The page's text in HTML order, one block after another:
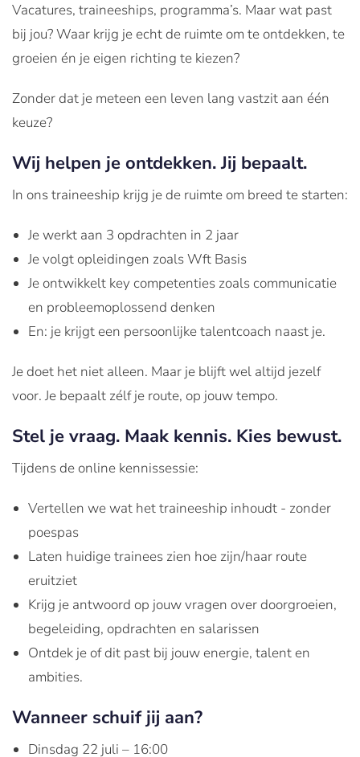
Vacatures, traineeships, programma’s. Maar wat past
bij jou?Waar krijg je echtde ruimte om te ontdekken, te
groeien én je eigen richting te kiezen?
Zonder dat je meteen een leven lang vastzit aan één
keuze?
Wij helpen je ontdekken. Jij bepaalt.
In onstraineeship krijg je de ruimte om breed te starten:
Je werkt aan 3 opdrachten in 2 jaar
Je volgt opleidingen zoals Wft Basis
Je ontwikkelt key competenties zoals communicatie
en probleemoplossend denken
En: je krijgt een persoonlijke talentcoach naast je.
Je doet het niet alleen. Maar je blijft wel altijd jezelf
voor. Je bepaalt zélf je route, op jouw tempo.
Stel je vraag. Maak kennis. Kies bewust.
Tijdens de online kennissessie:
Vertellen we wat het traineeship inhoudt - zonder
poespas
Laten huidige trainees zien hoe zijn/haar route
eruitziet
Krijg je antwoord op jouw vragen over doorgroeien,
begeleiding, opdrachten en salarissen
Ontdek je of dit past bij jouw energie, talent en
ambities.
Wanneer schuif jij aan?
Dinsdag 22 juli – 16:00